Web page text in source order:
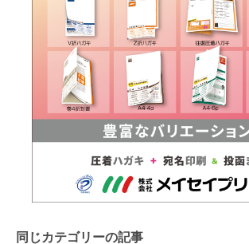
同じカテゴリーの記事